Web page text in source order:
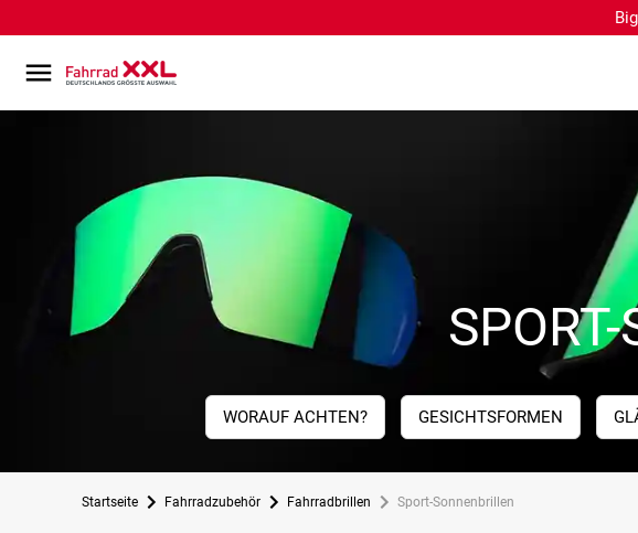
WORAUF ACHTEN? GESICHTSFORMEN
Startseite Fahrradzubehör Fahrradbrillen Sport-Sonnenbrillen